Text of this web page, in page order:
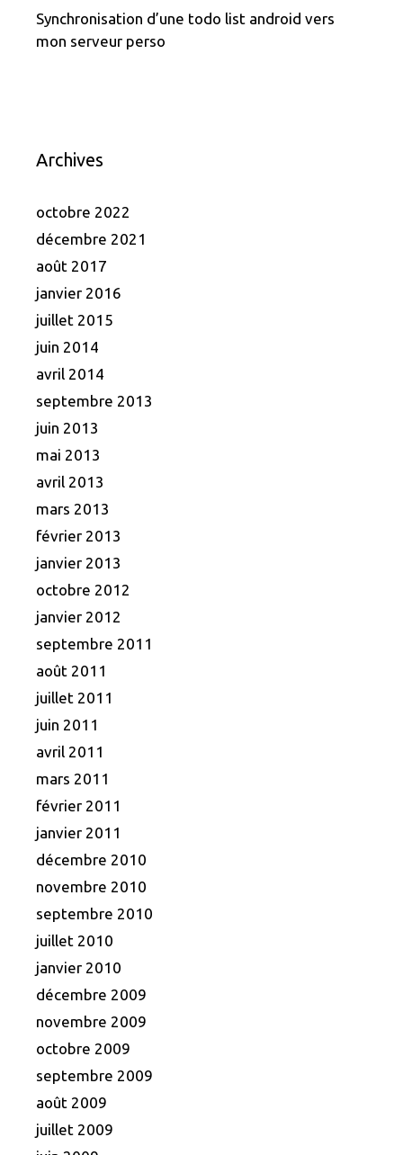
Synchronisation d’une todo list android vers
mon serveur perso
Archives
octobre 2022
décembre 2021
août 2017
janvier 2016
juillet 2015
juin 2014
avril 2014
septembre 2013
juin 2013
mai 2013
avril 2013
mars 2013
février 2013
janvier 2013
octobre 2012
janvier 2012
septembre 2011
août 2011
juillet 2011
juin 2011
avril 2011
mars 2011
février 2011
janvier 2011
décembre 2010
novembre 2010
septembre 2010
juillet 2010
janvier 2010
décembre 2009
novembre 2009
octobre 2009
septembre 2009
août 2009
juillet 2009